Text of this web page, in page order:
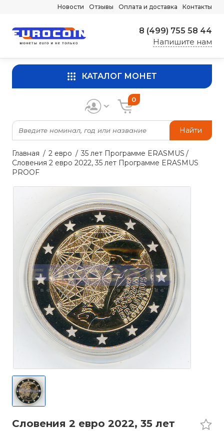
Новости Отзывы Оплата и доставка Контакты
8 (499) 755 58 44
Напишите нам
КАТАЛОГ МОНЕТ
Найти
0
Главная 2 евро
35 лет Программе ERASMUS
Словения 2 евро 2022, 35 лет Программе ERASMUS
PROOF
Словения 2 евро 2022, 35 лет